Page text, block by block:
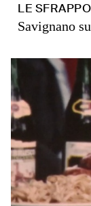
LE
Savignano